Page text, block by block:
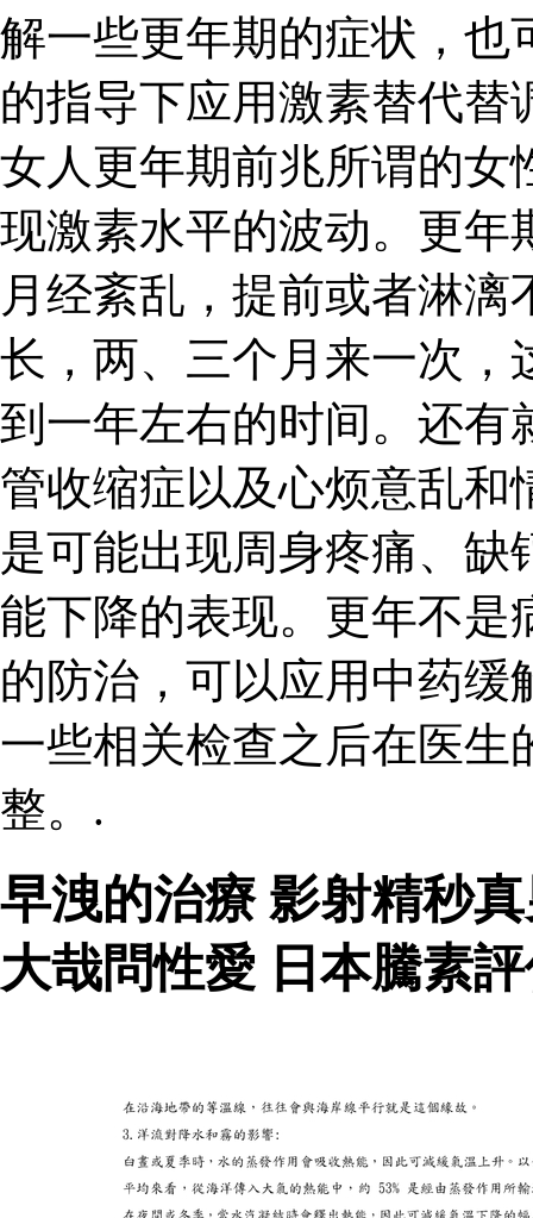
解一些更年期的症状，也
的指导下应用激素替代
女人更年期前兆所谓的女
现激素水平的波动。更年
月经紊乱，提前或者淋
长，两、三个月来一次，
到一年左右的时间。还有
管收缩症以及心烦意乱和
是可能出现周身疼痛、
能下降的表现。更年不是
的防治，可以应用中药
一些相关检查之后在医生
整。.
早洩的治療 影射精秒
大哉問性愛 日本騰素